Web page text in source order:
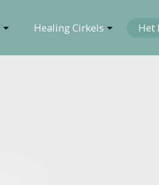
Healing Cirkels Het